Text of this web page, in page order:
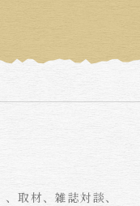
取材、雑誌対談、